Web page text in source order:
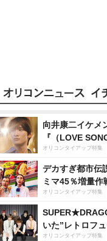
向井康二イケメ
『（LOVE
オリコンタイアップ特集
デカすぎ都市伝
ミマ45％増量作
オリコンタイアップ特集
いた”レトロフ
オリコンタイアップ特集